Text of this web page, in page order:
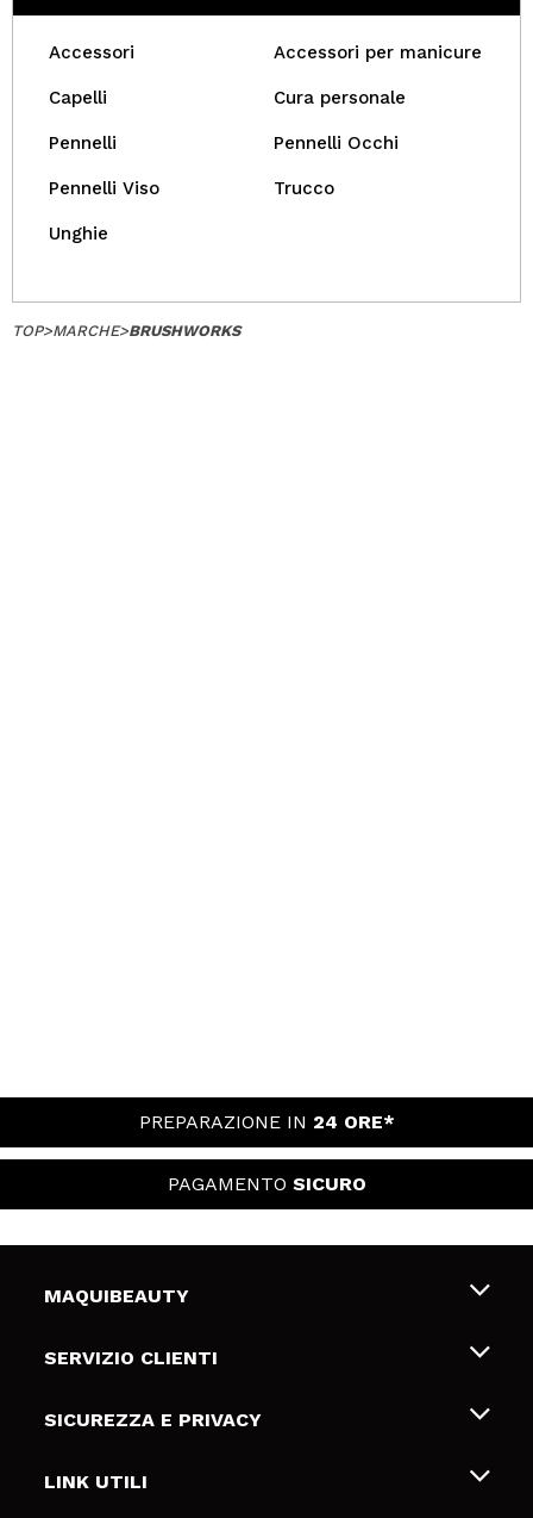
Accessori Accessori per manicure
Capelli Cura personale
Pennelli Pennelli Occhi
Pennelli Viso Trucco
Unghie
TOP>MARCHE>BRUSHWORKS
PREPARAZIONE IN 24 ORE*
PAGAMENTO SICURO
MAQUIBEAUTY
Chi siamo
Gift Cards
SERVIZIO CLIENTI
Spedizioni & Resi
Metodi di pagamamento
SICUREZZA E PRIVACY
Termini e condizioni
LINK UTILI